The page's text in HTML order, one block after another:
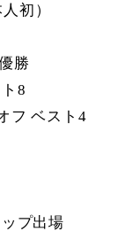
初）
勝
8
フ ベスト4
プ出場